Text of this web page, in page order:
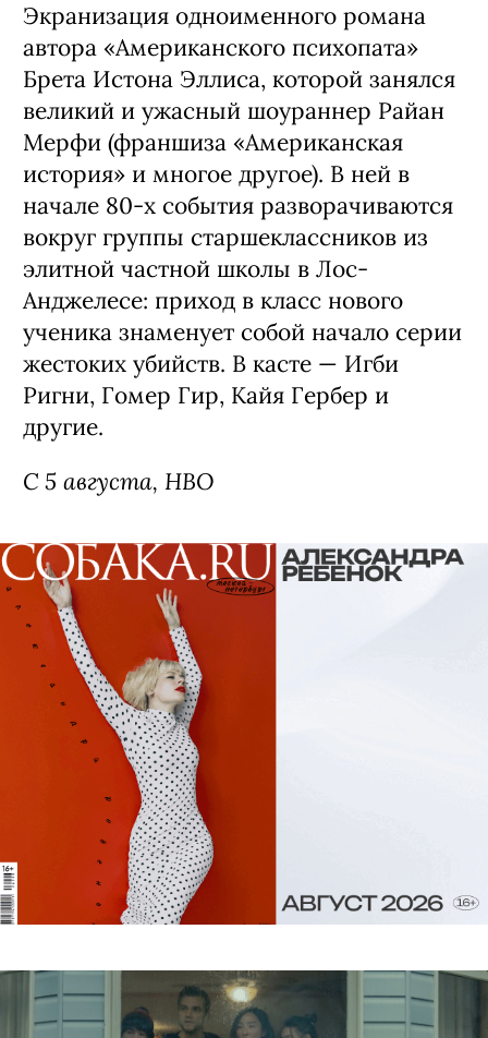
Экранизация одноименного романа
автора «Американского психопата»
Брета Истона Эллиса, которой занялся
великий и ужасный шоураннер Райан
Мерфи (франшиза «Американская
история» и многое другое). В ней в
начале 80-х события разворачиваются
вокруг группы старшеклассников из
элитной частной школы в Лос-
Анджелесе: приход в класс нового
ученика знаменует собой начало серии
жестоких убийств. В касте — Игби
Ригни, Гомер Гир, Кайя Гербер и
другие.
С 5 августа, HBO